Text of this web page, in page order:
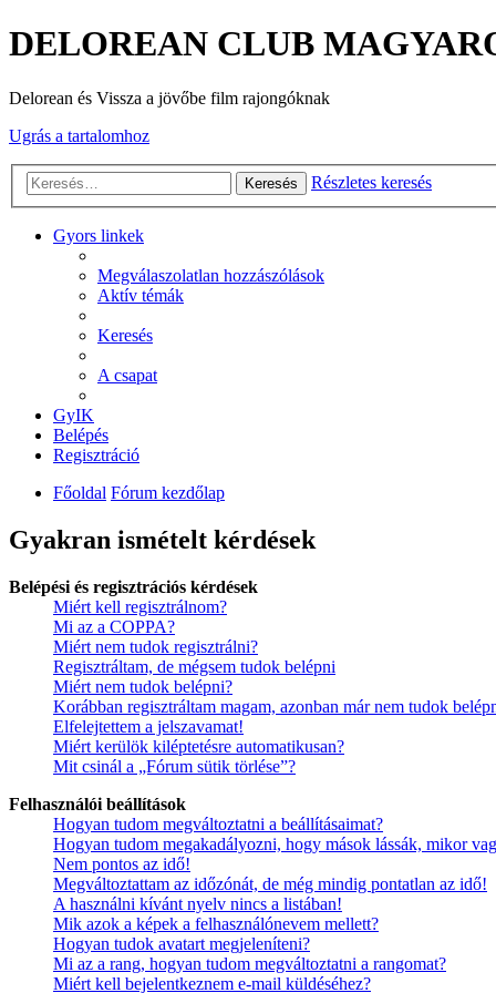
DELOREAN CLUB
Delorean és Vissza a jövőbe film rajongóknak
Ugrás a tartalomhoz
Keresés Részletes keresés
Gyors linkek
Megválaszolatlan hozzászólások
Aktív témák
Keresés
A csapat
GyIK
Belépés
Regisztráció
Főoldal Fórum kezdőlap
Gyakran ismételt kérdések
Belépési és regisztrációs kérdések
Miért kell regisztrálnom?
Mi az a COPPA?
Miért nem tudok regisztrálni?
Regisztráltam, de mégsem tudok belépni
Miért nem tudok belépni?
Korábban regisztráltam magam, azonban már nem tudok
Elfelejtettem a jelszavamat!
Miért kerülök kiléptetésre automatikusan?
Mit csinál a „Fórum sütik törlése”?
Felhasználói beállítások
Hogyan tudom megváltoztatni a beállításaimat?
Hogyan tudom megakadályozni, hogy mások lássák, mikor
Nem pontos az idő!
Megváltoztattam az időzónát, de még mindig pontatlan az idő!
A használni kívánt nyelv nincs a listában!
Mik azok a képek a felhasználónevem mellett?
Hogyan tudok avatart megjeleníteni?
Mi az a rang, hogyan tudom megváltoztatni a rangomat?
Miért kell bejelentkeznem e-mail küldéséhez?